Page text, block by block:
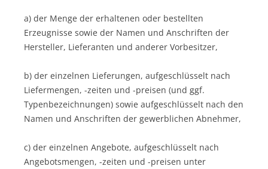
a) der Menge der erhaltenen oder bestellten
Erzeugnisse sowie der Namen und Anschriften der
Hersteller, Lieferanten und anderer Vorbesitzer,
b) der einzelnen Lieferungen, aufgeschlüsselt nach
Liefermengen, -zeiten und -preisen (und ggf.
Typenbezeichnungen) sowie aufgeschlüsselt nach den
Namen und Anschriften der gewerblichen Abnehmer,
c) der einzelnen Angebote, aufgeschlüsselt nach
Angebotsmengen, -zeiten und -preisen unter